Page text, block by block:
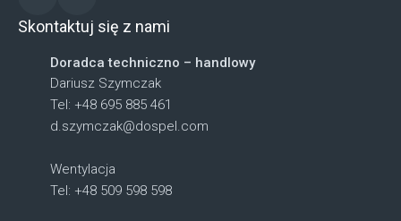
Skontaktuj się z nami
Doradca techniczno – handlowy
Dariusz Szymczak
Tel: +48 695 885 461
d.szymczak@dospel.com
Wentylacja
Tel: +48 509 598 598